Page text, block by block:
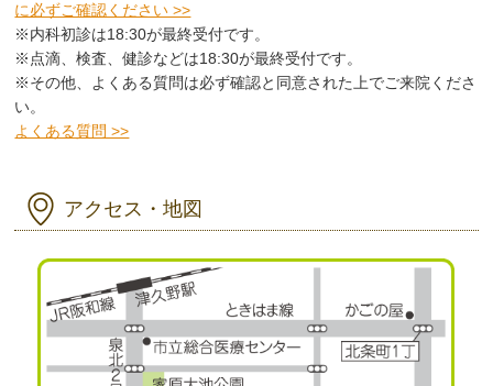
に必ずご確認ください >>
※内科初診は18:30が最終受付です。
※点滴、検査、健診などは18:30が最終受付です。
※その他、よくある質問は必ず確認と同意された上でご来院くださ
い。
よくある質問 >>
アクセス・地図